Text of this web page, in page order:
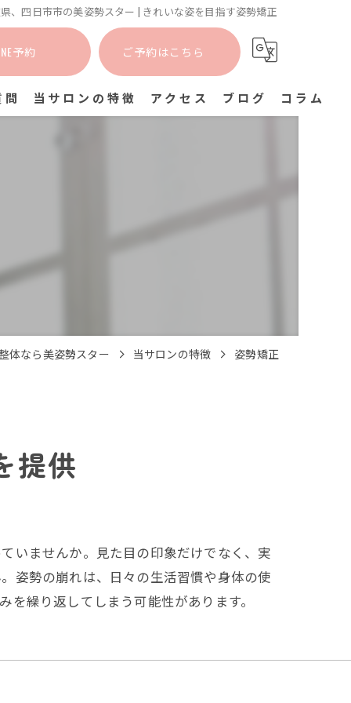
、四日市市の美姿勢スター | きれいな姿を目指す姿勢矯正
予約 ご予約はこちら
当サロンの特徴
肩こり
アクセス ブログ コラム
体なら美姿勢スター 当サロンの特徴 姿勢矯正
提供
いませんか。見た目の印象だけでなく、実
姿勢の崩れは、日々の生活習慣や身体の使
繰り返してしまう可能性があります。